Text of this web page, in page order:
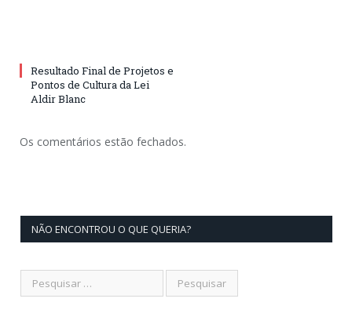
Resultado Final de Projetos e
Pontos de Cultura da Lei
Aldir Blanc
Os comentários estão fechados.
NÃO ENCONTROU O QUE QUERIA?